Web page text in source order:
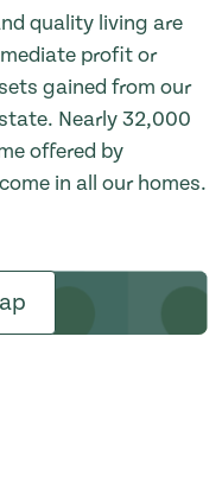
quality living are
profit or
gained from our
Nearly 32,000
offered by
in all our homes.